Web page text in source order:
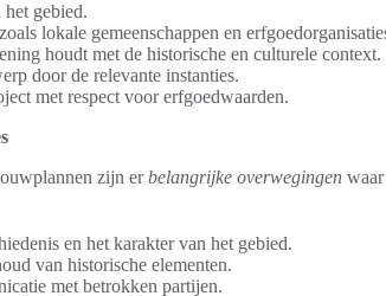
gebied.
lokale gemeenschappen en
houdt met de historische en culturele context.
door de relevante instanties.
met respect voor erfgoedwaarden.
zijn erbelangrijke overwegingen
en het karakter van het gebied.
van historische elementen.
met betrokken partijen.